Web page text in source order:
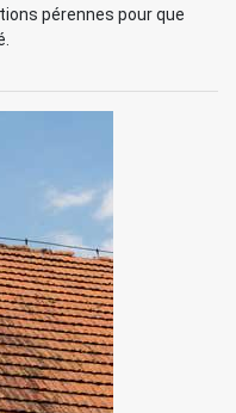
pérennes pour que